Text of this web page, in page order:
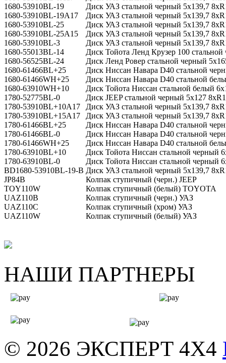
1680-53910BL-19
Диск УАЗ стальной черный 5x139,7
1680-53910BL-19A17
Диск УАЗ стальной черный 5x139,7
1680-53910BL-25
Диск УАЗ стальной черный 5x139,7
1680-53910BL-25A15
Диск УАЗ стальной черный 5x139,7
1680-53910BL-3
Диск УАЗ стальной черный 5x139,7
1680-55013BL-14
Диск Тойота Ленд Крузер 100
1680-56525BL-24
Диск Ленд Ровер стальной черный
1680-61466BL+25
Диск Ниссан Навара D40 стальной
1680-61466WH+25
Диск Ниссан Навара D40 стальной
1680-63910WH+10
Диск Тойота Ниссан стальной белый
1780-52775BL-0
Диск JEEP стальной черный 5х127
1780-53910BL+10A17
Диск УАЗ стальной черный 5x139,7
1780-53910BL+15A17
Диск УАЗ стальной черный 5x139,7
1780-61466BL+25
Диск Ниссан Навара D40 стальной
1780-61466BL-0
Диск Ниссан Навара D40 стальной
1780-61466WH+25
Диск Ниссан Навара D40 стальной
1780-63910BL+10
Диск Тойота Ниссан стальной черный
1780-63910BL-0
Диск Тойота Ниссан стальной черный
BD1680-53910BL-19-B Диск УАЗ стальной черный 5x139,7
JP84B
Колпак ступичный (черн.) JEEP
TOY110W
Колпак ступичный (белый) TOYOTA
UAZ110B
Колпак ступичный (черн.) УАЗ
UAZ110C
Колпак ступичный (хром) УАЗ
UAZ110W
Колпак ступичный (белый) УАЗ
НАШИ ПАРТНЕРЫ
© 2026 ЭКСПЕРТ 4Х4